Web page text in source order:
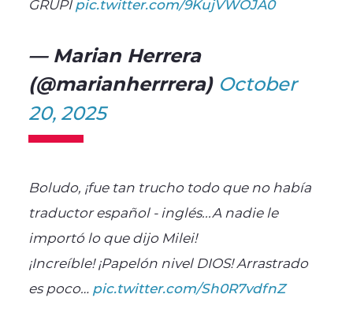
GRUPI pic.twitter.com/9KujVWOJA0
— Marian Herrera
(@marianherrrera) October
20, 2025
Boludo, ¡fue tan trucho todo que no había
traductor español - inglés...A nadie le
importó lo que dijo Milei!
¡Increíble! ¡Papelón nivel DIOS! Arrastrado
es poco… pic.twitter.com/Sh0R7vdfnZ